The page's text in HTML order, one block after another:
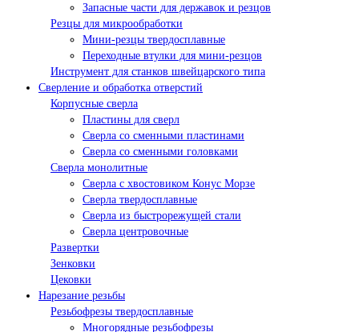
Запасные части для державок и резцов
Резцы для микрообработки
Мини-резцы твердосплавные
Переходные втулки для мини-резцов
Инструмент для станков швейцарского типа
Сверление и обработка отверстий
Корпусные сверла
Пластины для сверл
Сверла со сменными пластинами
Сверла со сменными головками
Сверла монолитные
Сверла с хвостовиком Конус Морзе
Сверла твердосплавные
Сверла из быстрорежущей стали
Сверла центровочные
Развертки
Зенковки
Цековки
Нарезание резьбы
Резьбофрезы твердосплавные
Многорядные резьбофрезы